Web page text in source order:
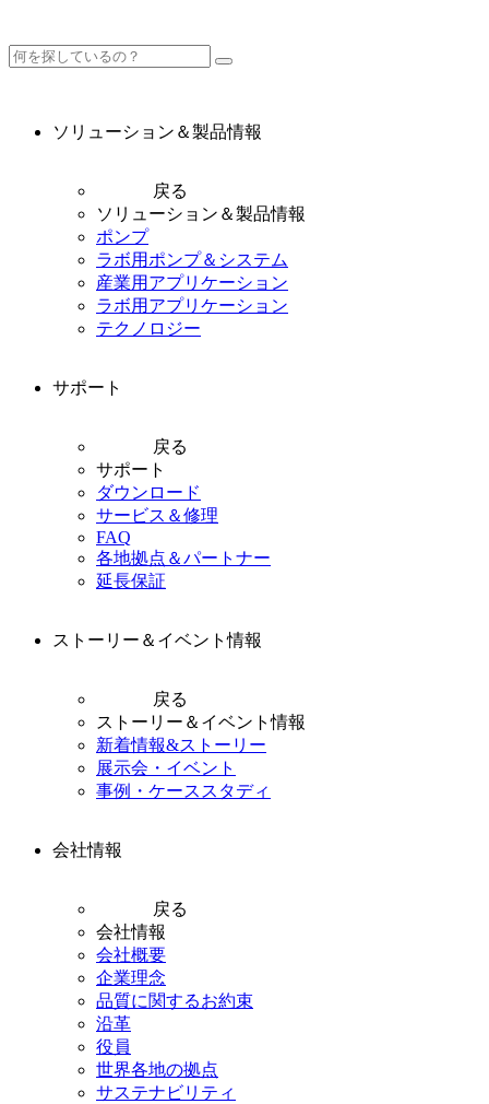
ソリューション＆製品情報
戻る
ソリューション＆製品情報
ポンプ
ラボ用ポンプ＆システム
産業用アプリケーション
ラボ用アプリケーション
テクノロジー
サポート
戻る
サポート
ダウンロード
サービス＆修理
FAQ
各地拠点＆パートナー
延長保証
ストーリー＆イベント情報
戻る
ストーリー＆イベント情報
新着情報&ストーリー
展示会・イベント
事例・ケーススタディ
会社情報
戻る
会社情報
会社概要
企業理念
品質に関するお約束
沿革
役員
世界各地の拠点
サステナビリティ